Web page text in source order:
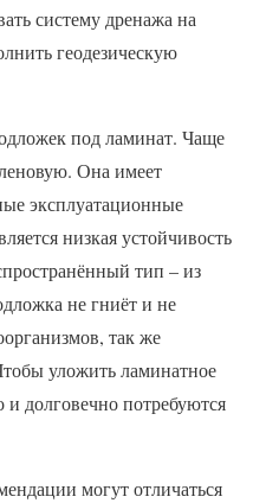
систему дренажа на
геодезическую
под ламинат. Чаще
Она имеет
эксплуатационные
низкая устойчивость
тип – из
не гниёт и не
так же
уложить ламинатное
и долговечно потребуются
могут отличаться